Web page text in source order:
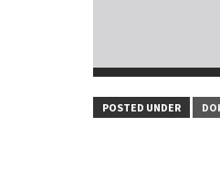
POSTED UNDER